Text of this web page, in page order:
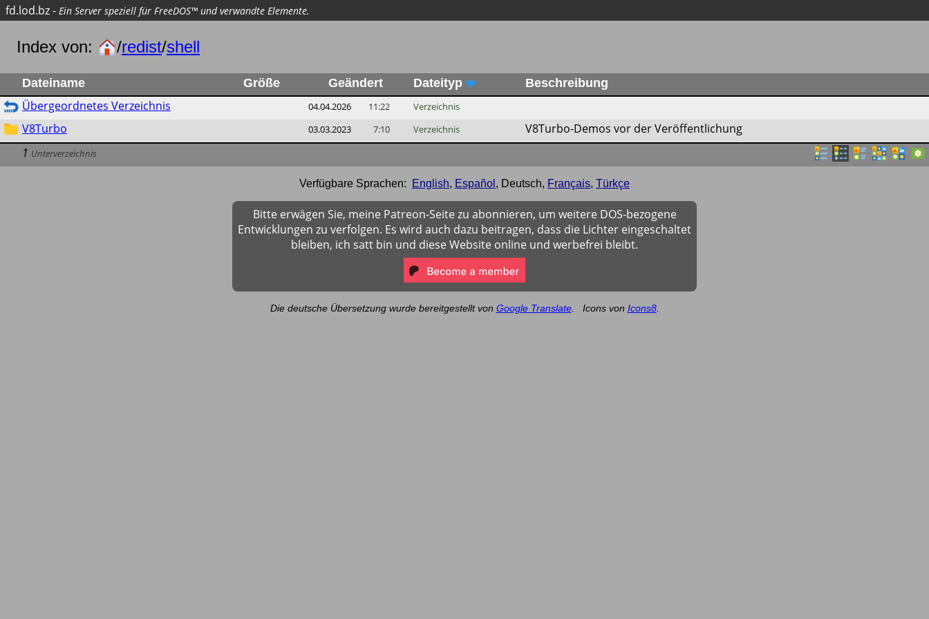
fd.lod.bz- Ein Server speziell für FreeDOS™ und verwandte Elemente.
Index von: /redist/shell
Dateiname Größe Geändert Dateityp Beschreibung
Übergeordnetes Verzeichnis 04.04.2026 11:22 Verzeichnis
V8Turbo 03.03.2023 7:10 Verzeichnis
V8Turbo-Demos vor der Veröffentlichung
1 Unterverzeichnis
Verfügbare Sprachen: English, Español , Deutsch, Français, Türkçe
Bitte erwägen Sie, meine Patreon-Seite zu abonnieren, um weitere DOS-bezogene
Entwicklungen zu verfolgen. Es wird auch dazu beitragen, dass die Lichter eingeschaltet
bleiben, ich satt bin und diese Website online und werbefrei bleibt.
Die deutsche Übersetzung wurde bereitgestellt von Google Translate. Icons von Icons8.